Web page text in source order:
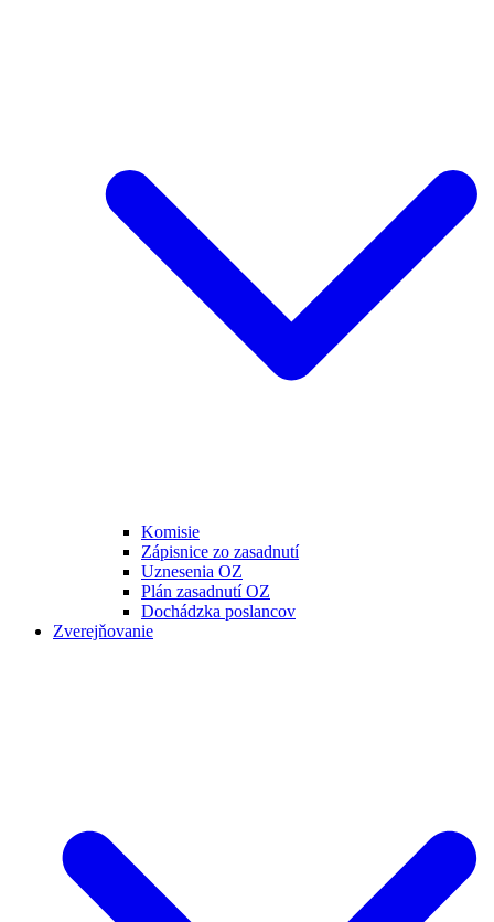
Komisie
Zápisnice zo zasadnutí
Uznesenia OZ
Plán zasadnutí OZ
Dochádzka poslancov
Zverejňovanie